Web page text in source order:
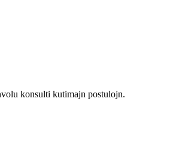
konsulti kutimajn postulojn.